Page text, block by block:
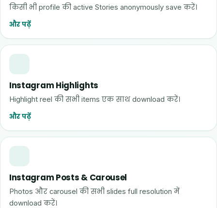
किसी भी profile की active Stories anonymously save करें।
और पढ़ें
Instagram Highlights
Highlight reel की सभी items एक साथ download करें।
और पढ़ें
Instagram Posts & Carousel
Photos और carousel की सभी slides full resolution में
download करें।